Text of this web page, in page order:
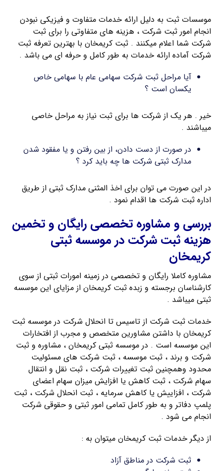
موسسات ثبت به دلیل ارائه خدمات متفاوت و فیزیکی نبودن
انجام امور ثبت شرکت ، هزینه های متفاوتی را برای ثبت
شرکت شما اعلام میکنند . ثبت کریمخان با بهترین تعرفه ثبت
شرکت آماده ارائه خدمات به طور کامل و حرفه ای می باشد .
آیا مراحل ثبت شرکت سهامی عام با سهامی خاص
یکسان است ؟
خیر . هر یک از شرکت ها برای ثبت نیاز به مراحل خاصی
میباشند .
در صورت از دست دادن، از بین رفتن و یا مفقود شدن
مدارک ثبتی شرکت ها چه باید کرد ؟
در این صورت می توان برای اخذ المثنی مدارک ثبتی از طریق
اداره ثبت شرکت ها اقدام نمود .
بررسی و مشاوره تخصصی رایگان و تخمین
هزینه ثبت شرکت در موسسه ثبتی
کریمخان
مشاوره کاملا رایگان و تخصصی در زمینه امورات ثبتی از سوی
کارشناسان برجسته و زبده ثبت کریمخان از مزایای این موسسه
ثبتی میباشد .
خدمات ثبت شرکت از تاسیس تا انحلال شرکت در موسسه ثبت
کریمخان با داشتن مشاورین متخصص و مجرب از افتخارات
این موسسه است . در موسسه ثبتی کریمخان ، مشاوره و ثبت
شرکت و برند ، ثبت موسسه ، ثبت شرکت های مسئولیت
محدود وهمچنین ثبت تغییرات شرکت ، ثبت نقل و انتقال
سهام شرکت ، ثبت کاهش یا افزایش میزان سهام اعضای
شرکت ، افزاییش یا کاهش سرمایه ، ثبت انحلال شرکت ، ثبت
پلمپ دفاتر و به طور کامل تمامی امور ثبتی و حقوقی شرکت
انجام می شود .
از دیگر خدمات ثبت کریمخان میتوان به :
ثبت شرکت در مناطق آزاد